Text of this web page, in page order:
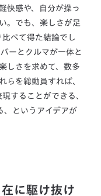
快感や、自分が操っ
。でも、楽しさが足
べて得た結論でし
ーとクルマが一体と
しさを求めて、数多
らを総動員すれば、
することができる、
、というアイデアが
に駆け抜け